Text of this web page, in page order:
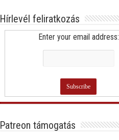
Hírlevél feliratkozás
Enter your email address:
Patreon támogatás